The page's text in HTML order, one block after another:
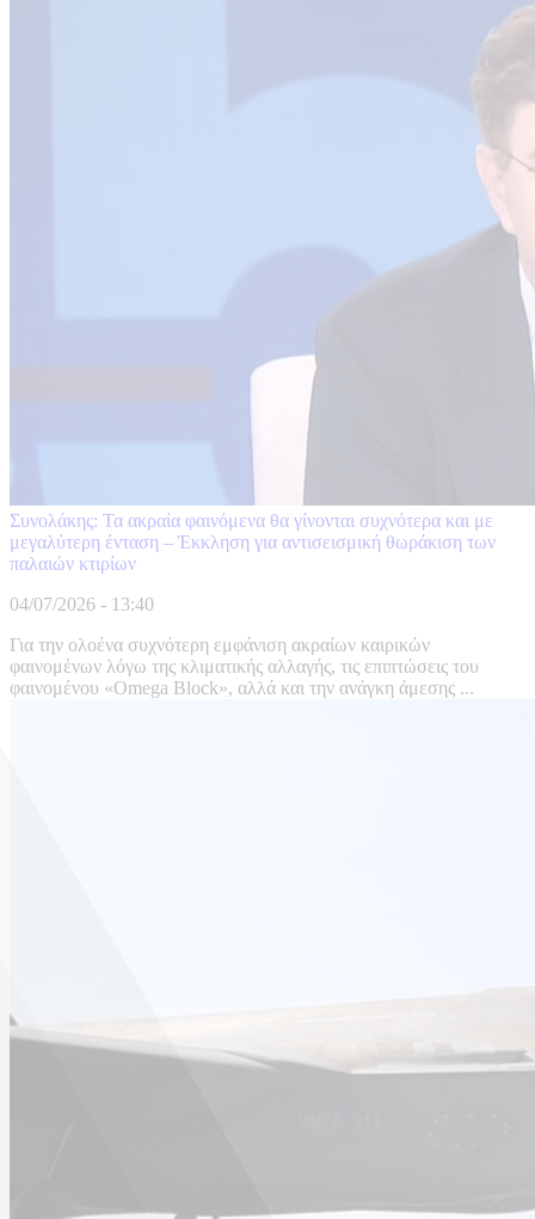
Συνολάκης: Τα ακραία φαινόμενα θα γίνονται συχνότερα και με
μεγαλύτερη ένταση – Έκκληση για αντισεισμική θωράκιση των
παλαιών κτιρίων
04/07/2026 - 13:40
Για την ολοένα συχνότερη εμφάνιση ακραίων καιρικών
φαινομένων λόγω της κλιματικής αλλαγής, τις επιπτώσεις του
φαινομένου «Omega Block», αλλά και την ανάγκη άμεσης ...